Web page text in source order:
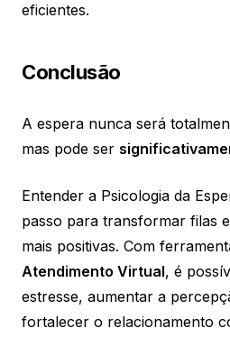
eficientes.
Conclusão
A espera nunca será
mas pode ser
Entender a Psicologia da
passo para transformar filas
mais positivas. Com
Atendimento Virtual, é
estresse, aumentar a
fortalecer o relacionamento